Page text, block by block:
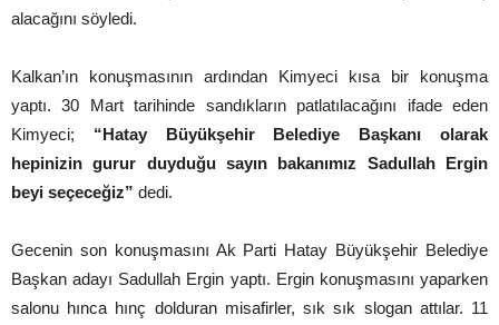
alacağını söyledi.
Kalkan’ın konuşmasının ardından Kimyeci kısa bir konuşma
yaptı. 30 Mart tarihinde sandıkların patlatılacağını ifade eden
Kimyeci; “Hatay Büyükşehir Belediye Başkanı olarak
hepinizin gurur duyduğu sayın bakanımız Sadullah Ergin
beyi seçeceğiz” dedi.
Gecenin son konuşmasını Ak Parti Hatay Büyükşehir Belediye
Başkan adayı Sadullah Ergin yaptı. Ergin konuşmasını yaparken
salonu hınca hınç dolduran misafirler, sık sık slogan attılar. 11